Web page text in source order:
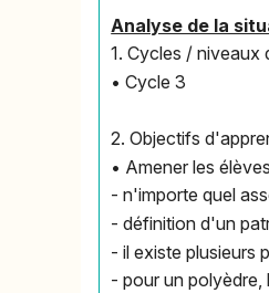
Analyse de la
1. Cycles / niveaux
• Cycle 3
2. Objectifs
• Amener les
- n'importe quel
- définition d'un
- il existe plusieurs
- pour un polyèdre,